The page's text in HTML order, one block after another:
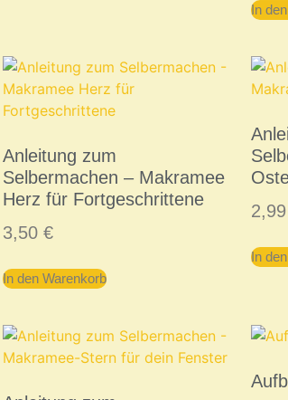
In
Anleitung zum
Selbermachen – Makramee
Herz für Fortgeschrittene
3,50 €
In den Warenkorb
2,99
In